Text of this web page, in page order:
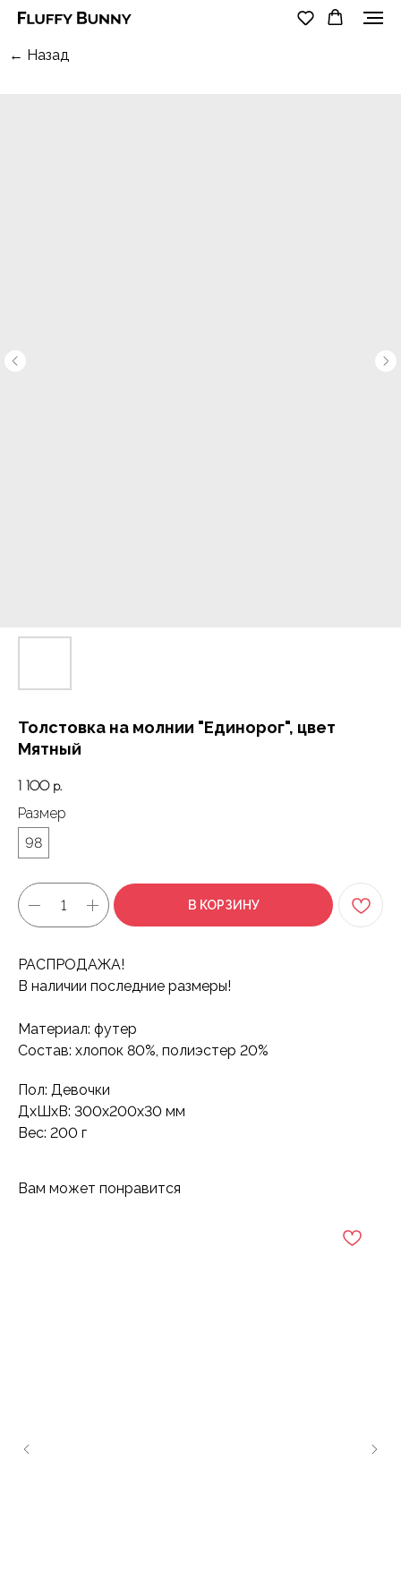
← Назад
Толстовка на молнии "Единорог", цвет
Мятный
1 100 р.
Размер
98
В КОРЗИНУ
РАСПРОДАЖА!
В наличии последние размеры!
Материал: футер
Состав: хлопок 80%, полиэстер 20%
Пол: Девочки
ДxШxВ: 300x200x30 мм
Вес: 200 г
Вам может понравится